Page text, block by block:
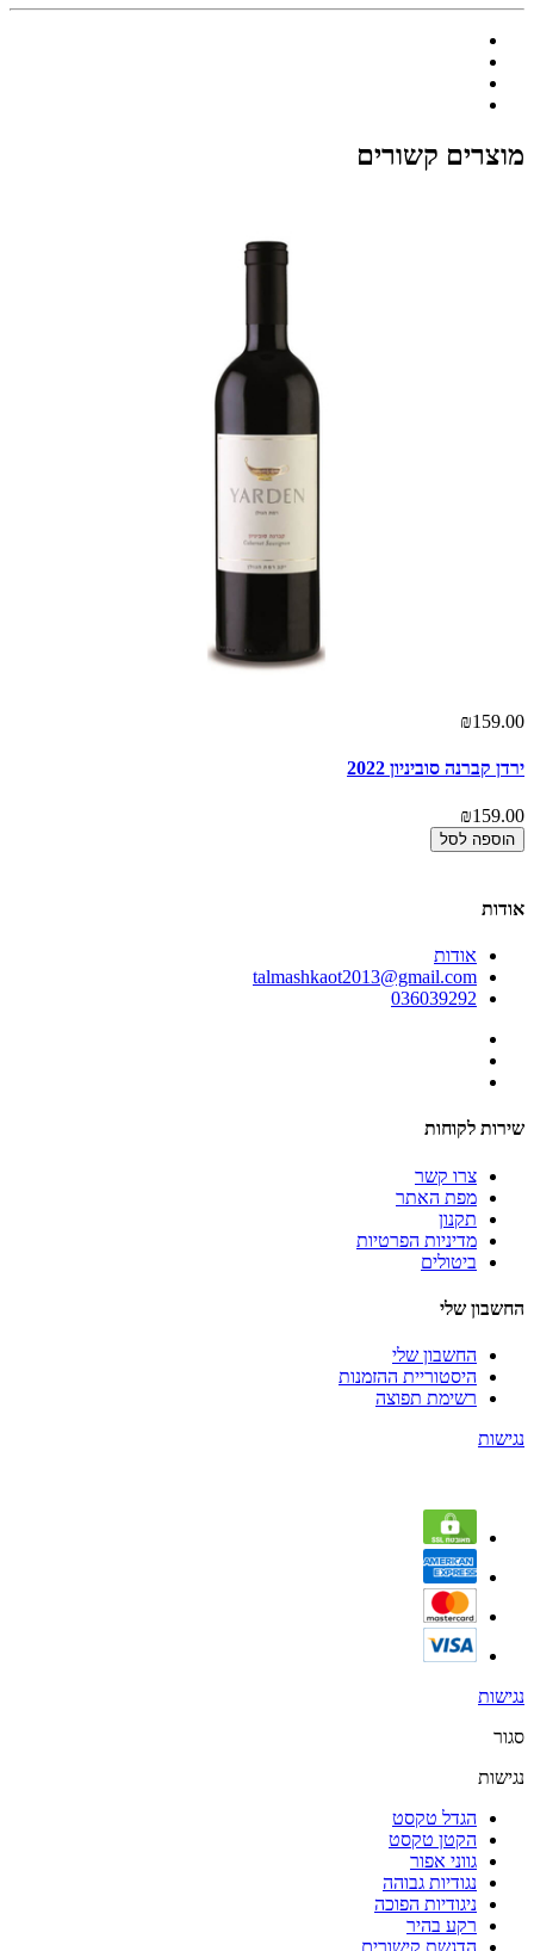
מוצרים קשורים
₪159.00
ירדן קברנה סוביניון 2022
₪159.00
הוספה לסל
אודות
אודות
talmashkaot2013@gmail.com
036039292
שירות לקוחות
צרו קשר
מפת האתר
תקנון
מדיניות הפרטיות
ביטולים
החשבון שלי
החשבון שלי
היסטוריית ההזמנות
רשימת תפוצה
נגישות
נגישות
סגור
נגישות
הגדל טקסט
הקטן טקסט
גווני אפור
נגודיות גבוהה
ניגודיות הפוכה
רקע בהיר